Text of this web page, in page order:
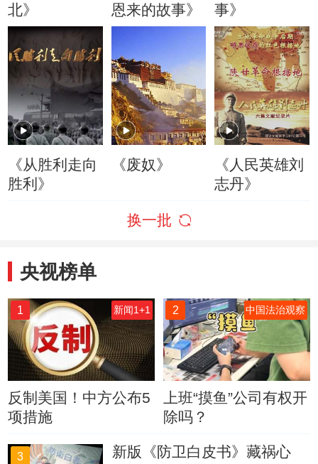
北》
恩来的故事》
事》
《从胜利走向
胜利》
《废奴》
《人民英雄刘
志丹》
换一批
央视榜单
1 新闻1+1
反制美国！中方公布5
项措施
2 中国法治观察
上班“摸鱼”公司有权开
除吗？
3 新版《防卫白皮书》藏祸心